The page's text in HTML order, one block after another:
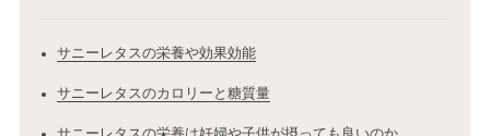
サニーレタスの栄養や効果効能
サニーレタスのカロリーと糖質量